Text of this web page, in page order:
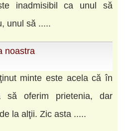
inadmisibil ca unul să
unul să .....
noastra
minte este acela că în
să oferim prietenia, dar
la alţii. Zic asta .....